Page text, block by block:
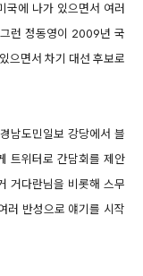
국에 나가 있으면서 여러
런 정동영이 2009년 국
으면서 차기 대선 후보로
남도민일보 강당에서 블
트위터로 간담회를 제안
거다란님을 비롯해 스무
러 반성으로 얘기를 시작